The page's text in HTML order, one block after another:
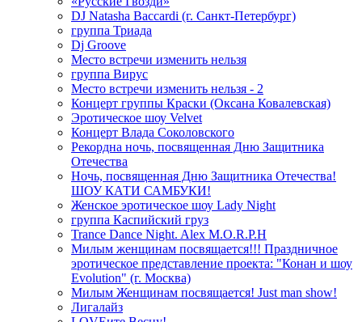
DJ Natasha Baccardi (г. Санкт-Петербург)
группа Триада
Dj Groove
Место встречи изменить нельзя
группа Вирус
Место встречи изменить нельзя - 2
Концерт группы Краски (Оксана Ковалевская)
Эротическое шоу Velvet
Концерт Влада Соколовского
Рекордна ночь, посвященная Дню Защитника
Отечества
Ночь, посвященная Дню Защитника Отечества!
ШОУ КАТИ САМБУКИ!
Женское эротическое шоу Lady Night
группа Каспийский груз
Trance Dance Night. Alex M.O.R.P.H
Милым женщинам посвящается!!! Праздничное
эротическое представление проекта: "Конан и шоу
Evolution" (г. Москва)
Милым Женщинам посвящается! Just man show!
Лигалайз